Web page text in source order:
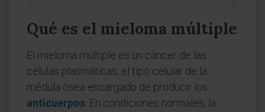
Qué es el mieloma múltiple
El mieloma múltiple es un cáncer de las
células plasmáticas, el tipo celular de la
médula ósea encargado de producir los
anticuerpos . En condiciones normales, la